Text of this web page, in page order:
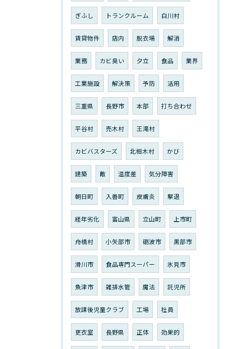
ぎふし トランクルーム 白川村
賃貸物件 店内 脱衣場 解消
業務 カビ臭い 夕立 食品 業界
工業施設 解決策 予防 活用
三重県 長野市 本部 打ち合わせ
平谷村 売木村 王滝村
カビバスターズ 北相木村 かび
建築 敵 温度差 気分障害
朝日町 入善町 皮膚炎 撃退
経年劣化 富山県 立山町 上市町
舟橋村 小矢部市 砺波市 黒部市
滑川市 食品専門スーパー 氷見市
魚津市 雑排水管 魔法 託児所
放課後児童クラブ 工場 社員
更衣室 長野県 正体 効果的